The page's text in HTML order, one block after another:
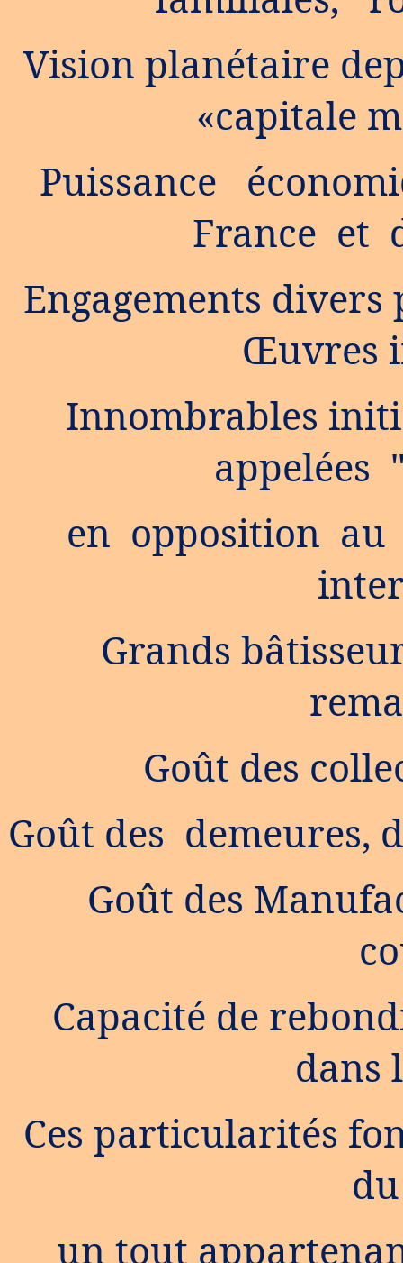
Vision planétaire
«capitale
Puissance
France et
Engagements
Œuvres
Innombrables
appelées
en opposition
Grands
Goût des
Goût des demeures,
Goût des
Capacité de
dans
Ces particularités
un tout